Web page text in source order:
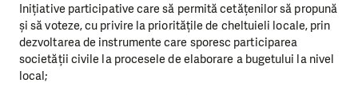
Inițiative participative care să permită cetățenilor să propună
și să voteze, cu privire la prioritățile de cheltuieli locale, prin
dezvoltarea de instrumente care sporesc participarea
societății civile la procesele de elaborare a bugetului la nivel
local;